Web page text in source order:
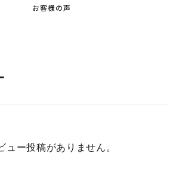
お客様の声
ュー投稿がありません。